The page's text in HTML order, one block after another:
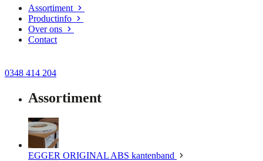
Assortiment
Productinfo
Over ons
Contact
0348 414 204
Assortiment
EGGER ORIGINAL ABS kantenband